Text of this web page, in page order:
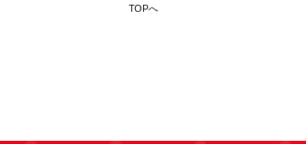
TOPへ